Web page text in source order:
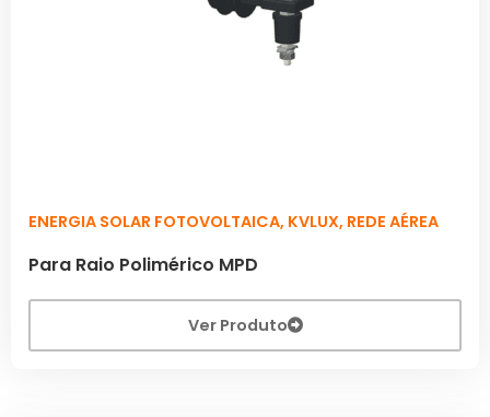
ENERGIA SOLAR FOTOVOLTAICA, KVLUX, REDE AÉREA
Para Raio Polimérico MPD
Ver Produto